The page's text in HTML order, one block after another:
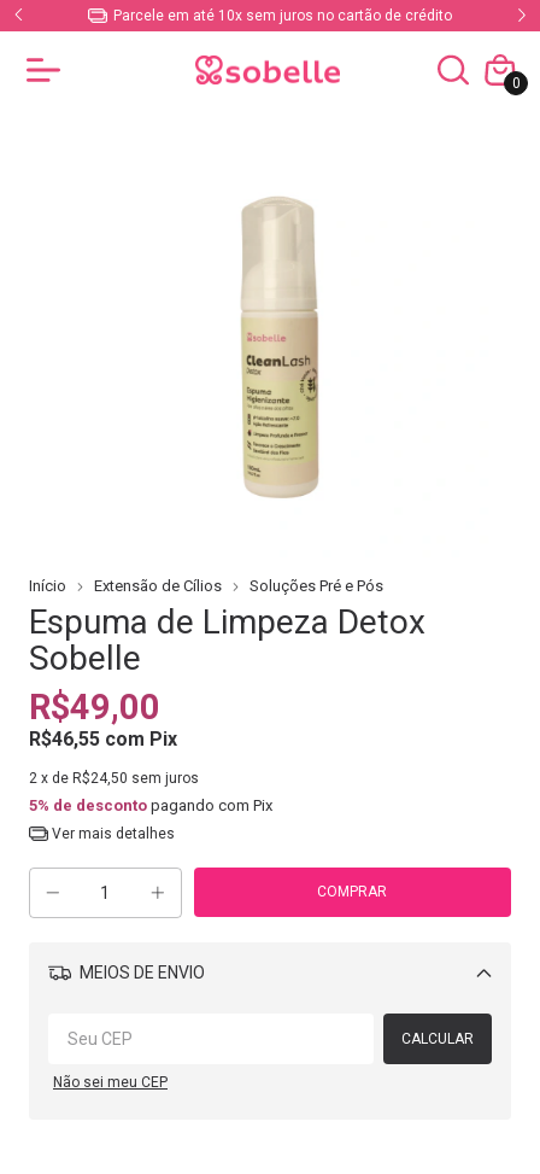
Parcele em até 10x sem juros no cartão de crédito
0
Início Extensão de Cílios Soluções Pré e Pós
Espuma de Limpeza Detox
Sobelle
R$49,00
R$46,55 com Pix
2 x de R$24,50 sem juros
5% de desconto pagando com Pix
Ver mais detalhes
MEIOS DE ENVIO
Alterar CEP
CALCULAR
Não sei meu CEP